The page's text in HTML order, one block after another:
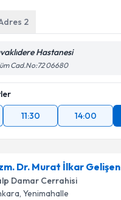
2
Hastanesi
Cad.No:72 06680
11:30 14:00
Dr. Murat İlkar Gelişen
Damar Cerrahisi
, Yenimahalle